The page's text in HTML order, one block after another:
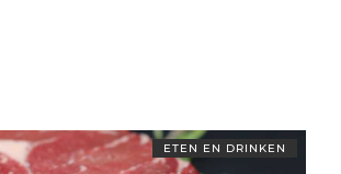
ETEN EN DRINKEN